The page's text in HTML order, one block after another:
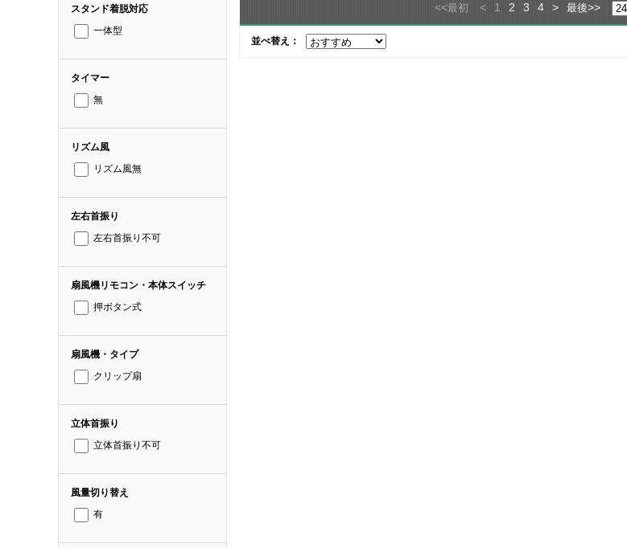
スタンド着脱対応
一体型
タイマー
無
リズム風
リズム風無
左右首振り
左右首振り不可
扇風機リモコン・本体スイッチ
押ボタン式
扇風機・タイプ
クリップ扇
立体首振り
立体首振り不可
風量切り替え
有
<<最初 < 1 2 3 4 > 最後>>
並べ替え：